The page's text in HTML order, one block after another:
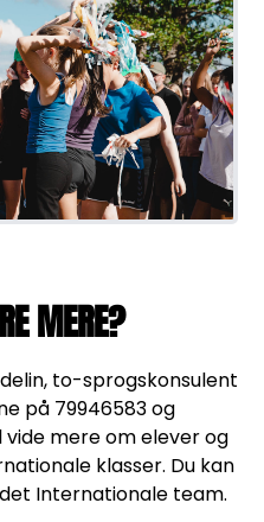
MERE?
to-sprogskonsulent
på 79946583 og
vide mere om elever og
klasser. Du kan
Internationale team.